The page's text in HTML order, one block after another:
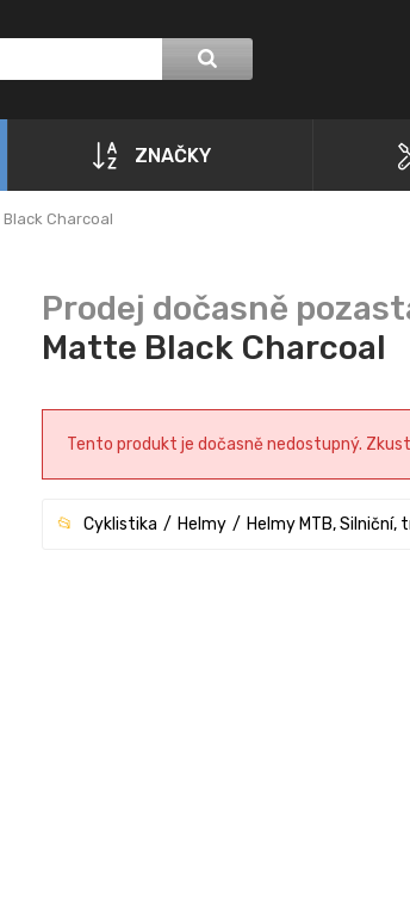
ZNAČKY
Black Charcoal
Matte Black Charcoal
Tento produkt je dočasně nedostupný.
Cyklistika Helmy Helmy MTB, Silniční,